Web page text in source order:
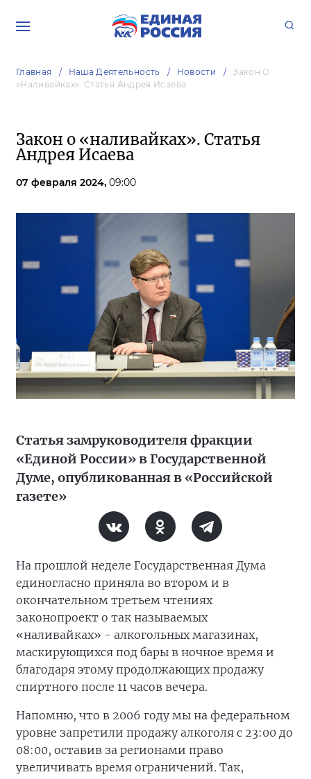
Главная Наша Деятельность Новости
Закон О
«наливайках». Статья Андрея Исаева
Закон о «наливайках». Статья
Андрея Исаева
07 февраля 2024, 09:00
Статья замруководителя фракции
«Единой России» в Государственной
Думе, опубликованная в «Российской
газете»
На прошлой неделе Государственная Дума
единогласно приняла во втором и в
окончательном третьем чтениях
законопроект о так называемых
«наливайках» - алкогольных магазинах,
маскирующихся под бары в ночное время и
благодаря этому продолжающих продажу
спиртного после 11 часов вечера.
Напомню, что в 2006 году мы на федеральном
уровне запретили продажу алкоголя с 23:00 до
08:00, оставив за регионами право
увеличивать время ограничений. Так,